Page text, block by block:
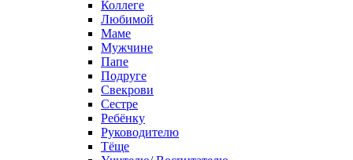
Коллеге
Любимой
Маме
Мужчине
Папе
Подруге
Свекрови
Сестре
Ребёнку
Руководителю
Тёще